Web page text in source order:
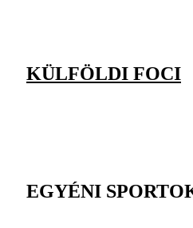
KÜLFÖLDI FOCI
EGYÉNI